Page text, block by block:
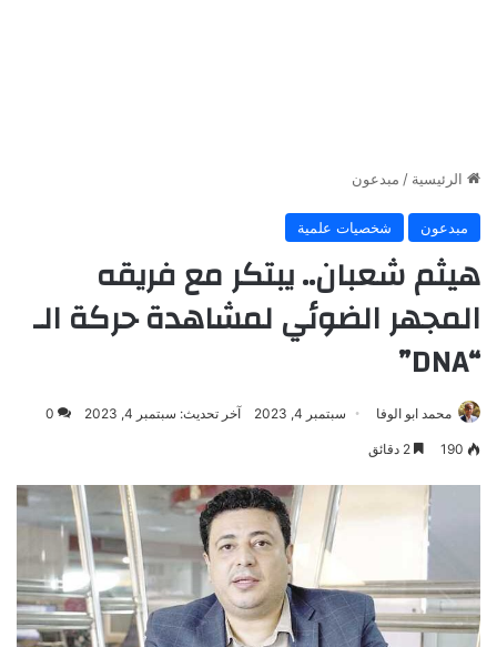
الرئيسية / مبدعون
مبدعون شخصيات علمية
هيثم شعبان.. يبتكر مع فريقه
المجهر الضوئي لمشاهدة حركة الـ
“DNA”
محمد ابو الوفا سبتمبر 4, 2023 آخر تحديث: سبتمبر 4, 2023 0
190